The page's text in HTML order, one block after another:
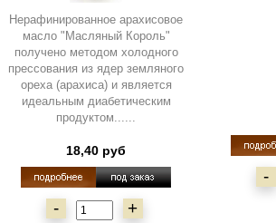
Нерафинированное арахисовое
масло "Масляный Король"
получено методом холодного
прессования из ядер земляного
ореха (арахиса) и является
идеальным диабетическим
продуктом......
18,40 руб
- +
-